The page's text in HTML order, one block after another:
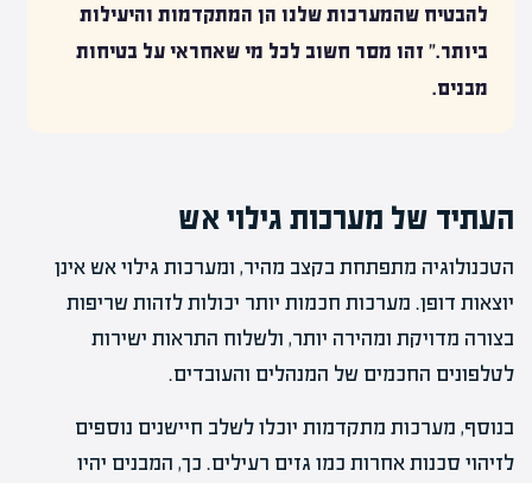
להבטיח שהמערכות שלנו הן המתקדמות והיעילות
ביותר." זהו מסר חשוב לכל מי שאחראי על בטיחות
מבנים.
העתיד של מערכות גילוי אש
הטכנולוגיה מתפתחת בקצב מהיר, ומערכות גילוי אש אינן
יוצאות דופן. מערכות חכמות יותר יכולות לזהות שריפות
בצורה מדויקת ומהירה יותר, ולשלוח התראות ישירות
לטלפונים החכמים של המנהלים והעובדים.
בנוסף, מערכות מתקדמות יוכלו לשלב חיישנים נוספים
לזיהוי סכנות אחרות כמו גזים רעילים. כך, המבנים יהיו